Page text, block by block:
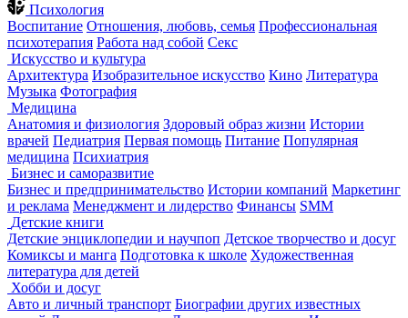
Психология
Воспитание Отношения, любовь, семья Профессиональная
психотерапия Работа над собой Секс
Искусство и культура
Архитектура Изобразительное искусство Кино Литература
Музыка Фотография
Медицина
Анатомия и физиология Здоровый образ жизни Истории
врачей Педиатрия Первая помощь Питание Популярная
медицина Психиатрия
Бизнес и саморазвитие
Бизнес и предпринимательство Истории компаний Маркетинг
и реклама Менеджмент и лидерство Финансы SMM
Детские книги
Детские энциклопедии и научпоп Детское творчество и досуг
Комиксы и манга Подготовка к школе Художественная
литература для детей
Хобби и досуг
Авто и личный транспорт Биографии других известных